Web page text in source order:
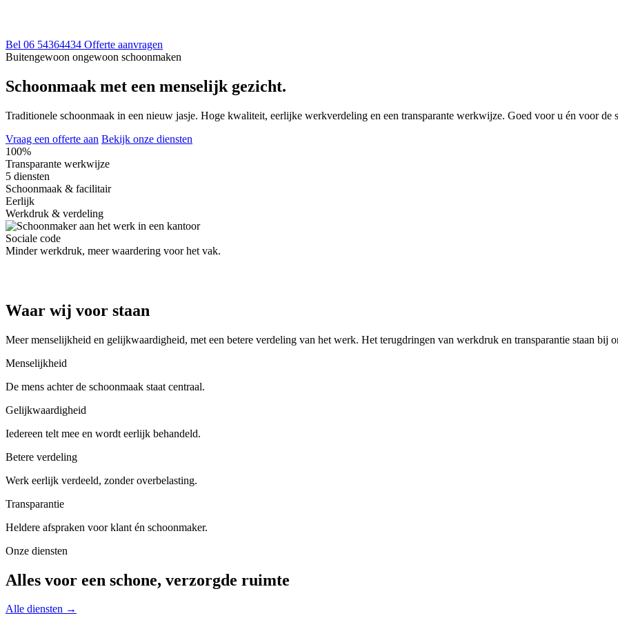
Bel 06 54364434 Offerte aanvragen
Buitengewoon ongewoon schoonmaken
Schoonmaak met een menselijk gezicht.
Traditionele schoonmaak in een nieuw jasje. Hoge kwaliteit, eerlijke werkverdeling en een transparante werkwijze. Goed voor u én voor de
Vraag een offerte aan Bekijk onze diensten
100%
Transparante werkwijze
5 diensten
Schoonmaak & facilitair
Eerlijk
Werkdruk & verdeling
Sociale code
Minder werkdruk, meer waardering voor het vak.
Waar wij voor staan
Meer menselijkheid en gelijkwaardigheid, met een betere verdeling van het werk. Het terugdringen van werkdruk en transparantie staan bij
Menselijkheid
De mens achter de schoonmaak staat centraal.
Gelijkwaardigheid
Iedereen telt mee en wordt eerlijk behandeld.
Betere verdeling
Werk eerlijk verdeeld, zonder overbelasting.
Transparantie
Heldere afspraken voor klant én schoonmaker.
Onze diensten
Alles voor een schone, verzorgde ruimte
Alle diensten →